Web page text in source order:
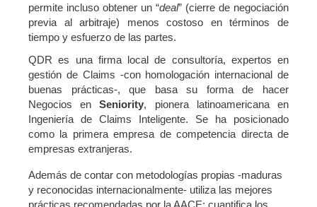
permite incluso obtener un “deal” (cierre de negociación
previa al arbitraje) menos costoso en términos de
tiempo y esfuerzo de las partes.
QDR es una firma local de consultoría, expertos en
gestión de Claims -con homologación internacional de
buenas prácticas-, que basa su forma de hacer
Negocios enSeniority, pionera latinoamericana en
Ingeniería de Claims Inteligente. Se ha posicionado
como la primera empresa de competencia directa de
empresas extranjeras.
Además de contar con metodologías propias -maduras
y reconocidas internacionalmente- utiliza las mejores